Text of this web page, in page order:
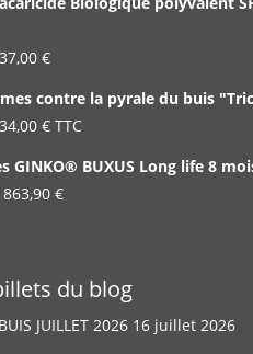
€Plage
à
337,00 €
contre la pyrale du buis
€Plage
TTC
GINKO® BUXUS Long life 8
863,90€Plage
à
1
du blog
JUILLET 2026 16 juillet 2026